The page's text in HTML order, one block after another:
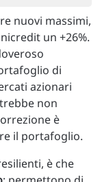
nuovi massimi,
un +26%.
di
azionari
non
è
il portafoglio.
è che